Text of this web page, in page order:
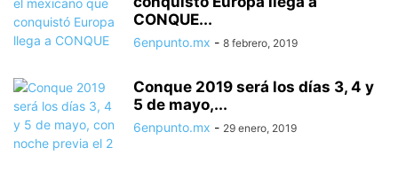
CONQUE...
6enpunto.mx - 8 febrero, 2019
Conque 2019 será los días 3, 4 y
5 de mayo,...
6enpunto.mx - 29 enero, 2019